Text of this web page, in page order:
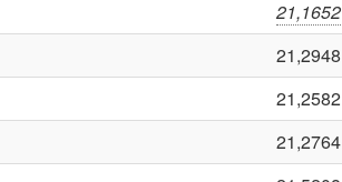
21,1652
21,2948
21,2582
21,2764